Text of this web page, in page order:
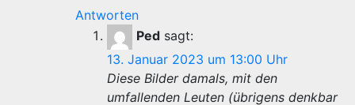
Antworten
Ped sagt:
13. Januar 2023 um 13:00 Uhr
Diese Bilder damals, mit den
umfallenden Leuten (übrigens denkbar